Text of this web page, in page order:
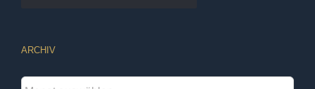
ARCHIV
Archiv